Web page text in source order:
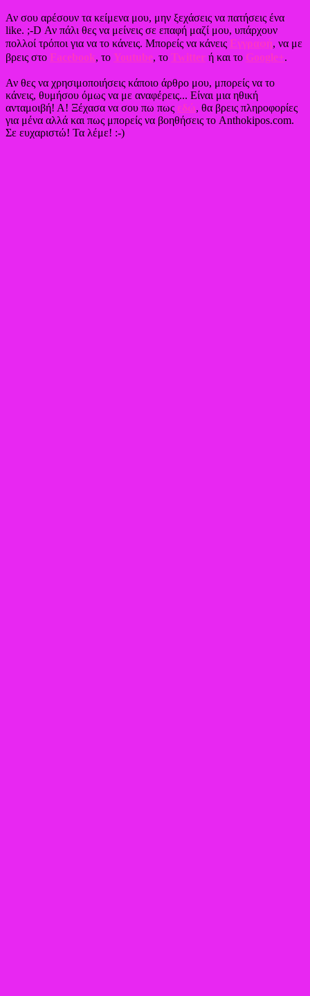
Αν σου αρέσουν τα κείμενα μου, μην ξεχάσεις να πατήσεις ένα
like. ;-D Αν πάλι θες να μείνεις σε επαφή μαζί μου, υπάρχουν
πολλοί τρόποι για να το κάνεις. Μπορείς να κάνεις Εγγραφή, να με
βρεις στο Facebook, το Youtube, το Twitter ή και το Google+.
Αν θες να χρησιμοποιήσεις κάποιο άρθρο μου, μπορείς να το
κάνεις, θυμήσου όμως να με αναφέρεις... Είναι μια ηθική
ανταμοιβή! Α! Ξέχασα να σου πω πως εδώ, θα βρεις πληροφορίες
για μένα αλλά και πως μπορείς να βοηθήσεις το Anthokipos.com.
Σε ευχαριστώ! Τα λέμε! :-)